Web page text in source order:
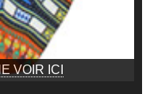
VOIR ICI